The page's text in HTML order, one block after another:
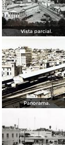
Vista parcial.
Panorama.